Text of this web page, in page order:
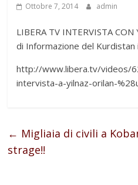
Ottobre 7, 2014 admin
LIBERA TV INTERVISTA
di Informazione del Kurdistan
http://www.libera.tv/videos/
intervista-a-yilnaz-orilan-
← Migliaia di civili a
strage!!